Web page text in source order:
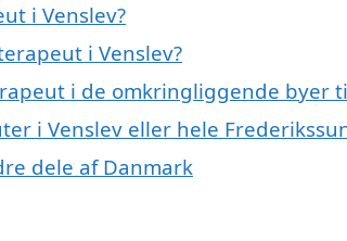
i Venslev?
i Venslev?
i de omkringliggende byer
i Venslev eller hele
dele af Danmark